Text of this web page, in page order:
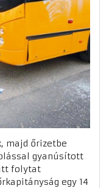
majd őrizetbe
gyanúsított
folytat
egy 14